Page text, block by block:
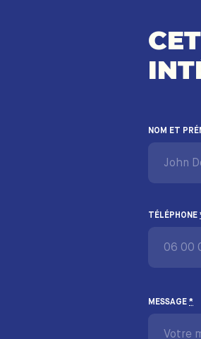
NOM ET
TÉLÉPHONE
MESSAGE *